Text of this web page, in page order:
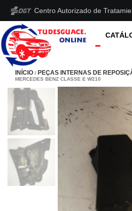
Centro Autorizado de
INÍCIO / PEÇAS INTERNAS DE
MERCEDES BENZ CLASSE E W210